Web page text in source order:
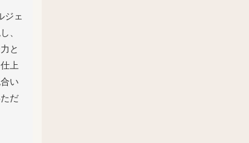
ジェ
、
と
上
い
だ